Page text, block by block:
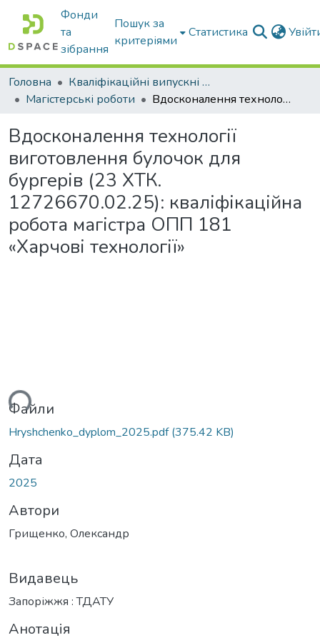
Фонди
та
зібрання
Пошук за
критеріями
Статистика
Головна
Кваліфікаційні випускні роботи бакалаврів і магістрів
Магістерські роботи
Вдосконалення технології виготовлення булочок для бургерів (23 ХТК. 12726670.02.25): кваліфікаційна робота магістра ОПП 181 «Харчові технології»
Вдосконалення технології
виготовлення булочок для
бургерів (23 ХТК.
12726670.02.25): кваліфікаційна
робота магістра ОПП 181
«Харчові технології»
Файли
Hryshchenko_dyplom_2025.pdf(375.42 KB)
Дата
2025
Автори
Грищенко, Олександр
Видавець
Запоріжжя : ТДАТУ
Анотація